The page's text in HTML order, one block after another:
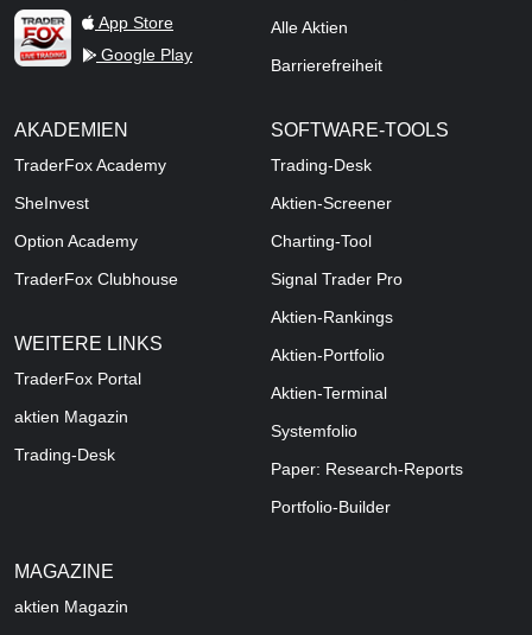
TraderFox Live Trading
App Store
Google Play
Alle Aktien
Barrierefreiheit
AKADEMIEN
TraderFox Academy
SheInvest
Option Academy
TraderFox Clubhouse
WEITERE LINKS
TraderFox Portal
aktien Magazin
Trading-Desk
SOFTWARE-TOOLS
Trading-Desk
Aktien-Screener
Charting-Tool
Signal Trader Pro
Aktien-Rankings
Aktien-Portfolio
Aktien-Terminal
Systemfolio
Paper: Research-Reports
Portfolio-Builder
MAGAZINE
aktien Magazin